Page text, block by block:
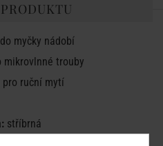
myčky nádobí
mikrovlnné trouby
pro ruční mytí
stříbrná